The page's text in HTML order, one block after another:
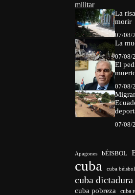
La
morir
07/08/
La
07/08/
El
07/08/
07/08/
Apagones bÉISBOL
cuba cuba béisbol
cuba dictadura
cuba pobreza cuba